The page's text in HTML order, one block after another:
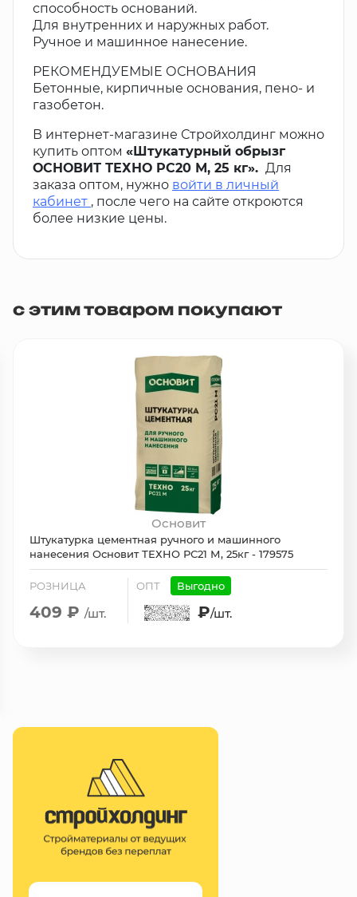
способность оснований.
Для внутренних и наружных работ.
Ручное и машинное нанесение.
РЕКОМЕНДУЕМЫЕ ОСНОВАНИЯ
Бетонные, кирпичные основания, пено- и
газобетон.
В интернет-магазине Стройхолдинг можно
купить оптом «Штукатурный обрызг
ОСНОВИТ ТЕХНО PC20 М, 25 кг». Для
заказа оптом, нужно войти в личный
кабинет , после чего на сайте откроются
более низкие цены.
с этим товаром покупают
Основит
Штукатурка цементная ручного и машинного
нанесения Основит ТЕХНО РС21 М, 25кг - 179575
РОЗНИЦА
409 ₽ /шт.
ОПТ Выгодно
₽/шт.